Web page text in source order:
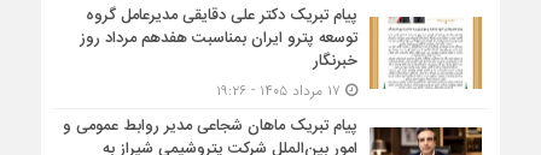
پیام تبریک دکتر علی دقایقی مدیرعامل گروه
توسعه پترو ایران بمناسبت هفدهم مرداد روز
خبرنگار
پیام تبریک ماهان شجاعی مدیر روابط عمومی و
امور بین‌الملل شرکت پتروشیمی شیراز به